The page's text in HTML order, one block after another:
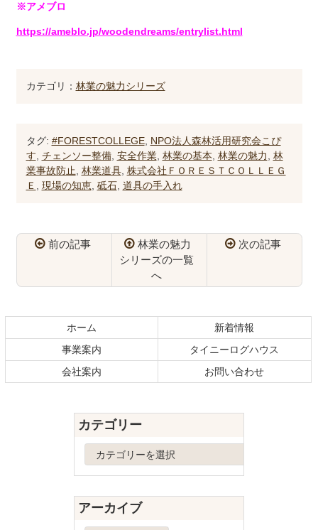
※アメブロ
https://ameblo.jp/woodendreams/entrylist.html
カテゴリ： 林業の魅力シリーズ
タグ: #FORESTCOLLEGE, NPO法人森林活用研究会こぴ
す, チェンソー整備, 安全作業, 林業の基本, 林業の魅力, 林
業事故防止, 林業道具, 株式会社ＦＯＲＥＳＴＣＯＬＬＥＧ
Ｅ , 現場の知恵, 砥石, 道具の手入れ
前の記事
林業の魅力
シリーズの一覧
へ
次の記事
ン
文
の
へ
ホーム
新着情報
事業案内
タイニーログハウス
会社案内
お問い合わせ
カテゴリー
ゴ
リ
ー
アーカイブ